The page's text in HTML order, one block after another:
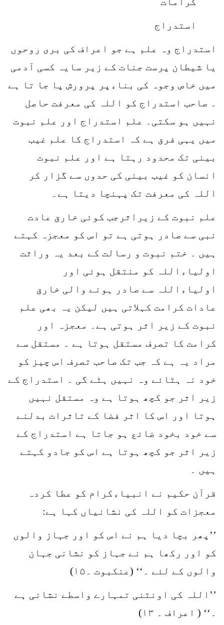
استدراج
استدراج وہ علم ہے جو اعراف کی بری روحوں
یا شیطان پرست جنات کے زیر سایہ کسی آدمی
میں خاص وجوہ کی بناءپر پرورش پا جا تا ہے
۔ صاحب استدراج کو اللہ کی معرفت حاصل
نہیں ہو سکتی۔ علم استدراج اور علم نبوت
میں یہی فرق ہے کہ استدراج کا علم غیب
بینی تک محدود رہتا ہے اور علم نبوت
انسان کو غیب بینی کی حدوں سے گزار کر
اللہ کی معرفت تک پہنچا دیتا ہے۔
علم نبوت کے زیراثرجب کوئی خارق عادت
نبی سے صادر ہوتی ہے تو اس کو معجزہ کہتے
ہیں ۔ ختم نبوت و رسالت کے بعد یہ وراثت
اولیاءاللہ کو منتقل ہوئی اور
اولیاءاللہ سے صادر ہونے والی خارق
عادات کرامت کہلاتی ہیں لیکن یہ بھی علم
نبوت کے زیر اثر ہوتی ہے۔ معجزہ اور
کرامت کا تصرف مستقل ہوتا ہے ۔ مستقل سے
مراد یہ ہے کہ جب تک صاحب تصرف اس چیز کو
خود نہ ہٹائے وہ نہیں ہٹے گی ۔ استدراج کے
زیر اثر جو کچھ ہوتا ہے وہ مستقل نہیں
ہوتا اور اس کا اثر فضا کے تاثرات بدلنے
سے خود بخود ضائع ہو جاتا ہے استدراج کے
زیر اثر جو کچھ ہوتا ہے اس کو جادو کہتے
ہیں ۔
قرآن حکیم نے انبیاءکرام کو عطا کردہ
معجزات کو اللہ کی نشانیاں کہا ہے:
’’پھر بچا دیا ہم نے اس کو اور جہاز والوں
کو اور رکھا ہم نے جہاز کو نشانی جہان
والوں کے لئے ۔‘‘ (عنکبوت ۔۱۵)
’’اللہ کی اونٹنی تمہارے واسطے نشانی ہے
۔‘‘ ( اعراف ۔ ۱۳)